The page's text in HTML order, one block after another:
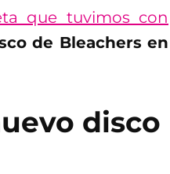
que tuvimos con
de Bleachers en
disco